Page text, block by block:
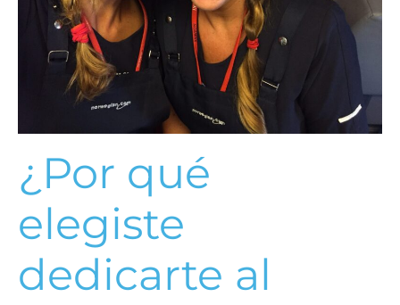
¿Por qué
elegiste
dedicarte al